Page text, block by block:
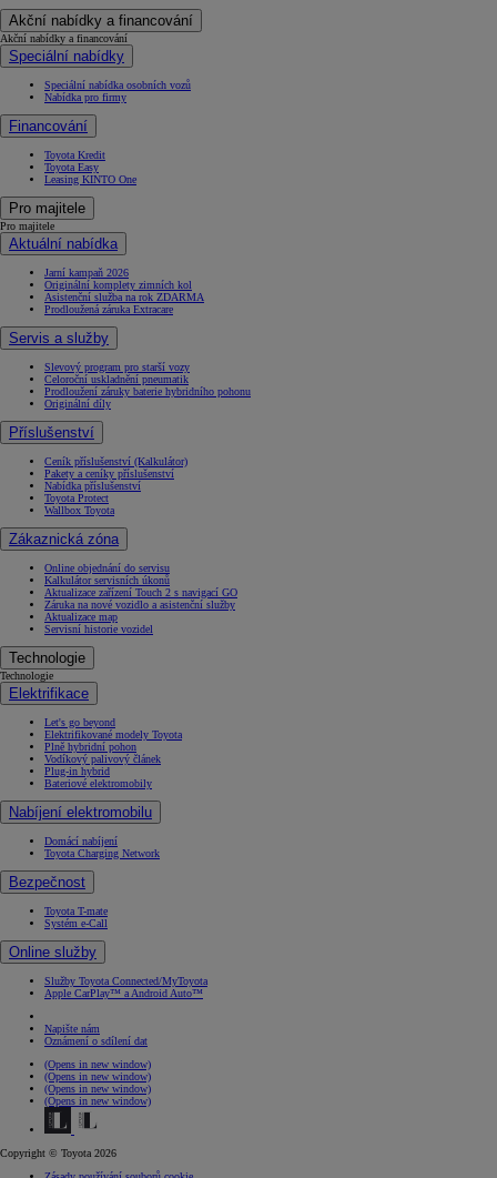
Akční nabídky a financování
Akční nabídky a financování
Speciální nabídky
Speciální nabídka osobních vozů
Nabídka pro firmy
Financování
Toyota Kredit
Toyota Easy
Leasing KINTO One
Pro majitele
Pro majitele
Aktuální nabídka
Jarní kampaň 2026
Originální komplety zimních kol
Asistenční služba na rok ZDARMA
Prodloužená záruka Extracare
Servis a služby
Slevový program pro starší vozy
Celoroční uskladnění pneumatik
Prodloužení záruky baterie hybridního pohonu
Originální díly
Příslušenství
Ceník příslušenství (Kalkulátor)
Pakety a ceníky příslušenství
Nabídka příslušenství
Toyota Protect
Wallbox Toyota
Zákaznická zóna
Online objednání do servisu
Kalkulátor servisních úkonů
Aktualizace zařízení Touch 2 s navigací GO
Záruka na nové vozidlo a asistenční služby
Aktualizace map
Servisní historie vozidel
Technologie
Technologie
Elektrifikace
Let's go beyond
Elektrifikované modely Toyota
Plně hybridní pohon
Vodíkový palivový článek
Plug-in hybrid
Bateriové elektromobily
Nabíjení elektromobilu
Domácí nabíjení
Toyota Charging Network
Bezpečnost
Toyota T-mate
Systém e-Call
Online služby
Služby Toyota Connected/MyToyota
Apple CarPlay™ a Android Auto™
Napište nám
Oznámení o sdílení dat
(Opens in new window)
(Opens in new window)
(Opens in new window)
(Opens in new window)
Copyright © Toyota 2026